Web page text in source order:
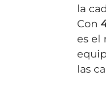
la
Con
es el
las